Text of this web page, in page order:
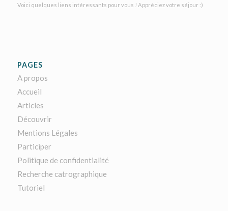
Voici quelques liens intéressants pour vous ! Appréciez votre séjour :)
PAGES
A propos
Accueil
Articles
Découvrir
Mentions Légales
Participer
Politique de confidentialité
Recherche catrographique
Tutoriel